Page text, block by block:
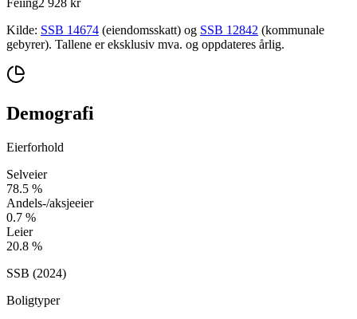
Feiing2 928 kr
Kilde: SSB 14674 (eiendomsskatt) og SSB 12842 (kommunale
gebyrer). Tallene er eksklusiv mva. og oppdateres årlig.
Demografi
Eierforhold
Selveier
78.5 %
Andels-/aksjeeier
0.7 %
Leier
20.8 %
SSB (2024)
Boligtyper